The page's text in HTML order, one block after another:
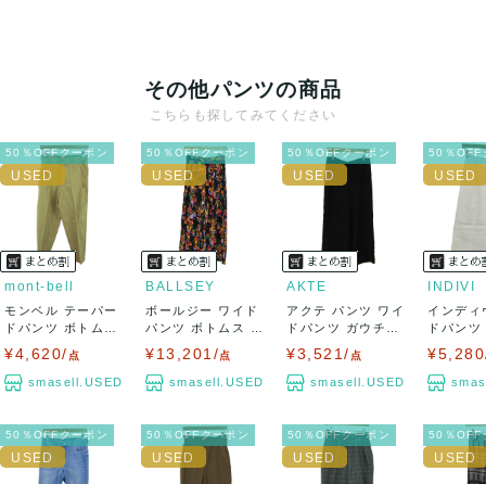
その他パンツの商品
こちらも探してみてください
50％OFFクーポン
mont-bell
モンベル テーパー
ドパンツ ボトムス
¥4,620/ 点
smasell.USED
50％OFFクーポン
BALLSEY
ボールジー ワイド
パンツ ボトムス 総
¥13,201/点
smasell.USED
50％OFFクーポン
AKTE
アクテ パンツ ワイ
ドパンツ ガウチョ
¥3,521/ 点
smasell.USED
50％OFF
INDIVI
インディ
ドパン
50％OFFクーポン 50％OFFクーポン 50％OFFクーポン 50％OFF